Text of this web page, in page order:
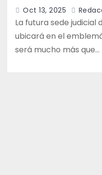
Oct 13, 2025
La futura sede judicial
ubicará en el
será mucho más que…